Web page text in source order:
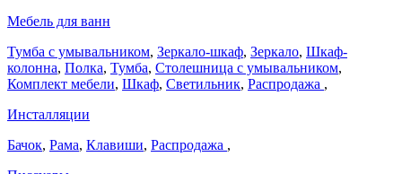
Мебель для ванн
Тумба с умывальником, Зеркало-шкаф, Зеркало, Шкаф-
колонна, Полка, Тумба, Столешница с умывальником,
Комплект мебели, Шкаф, Светильник, Распродажа ,
Инсталляции
Бачок, Рама, Клавиши, Распродажа ,